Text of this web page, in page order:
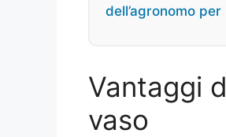
dell’agronomo
Vantaggi
vaso